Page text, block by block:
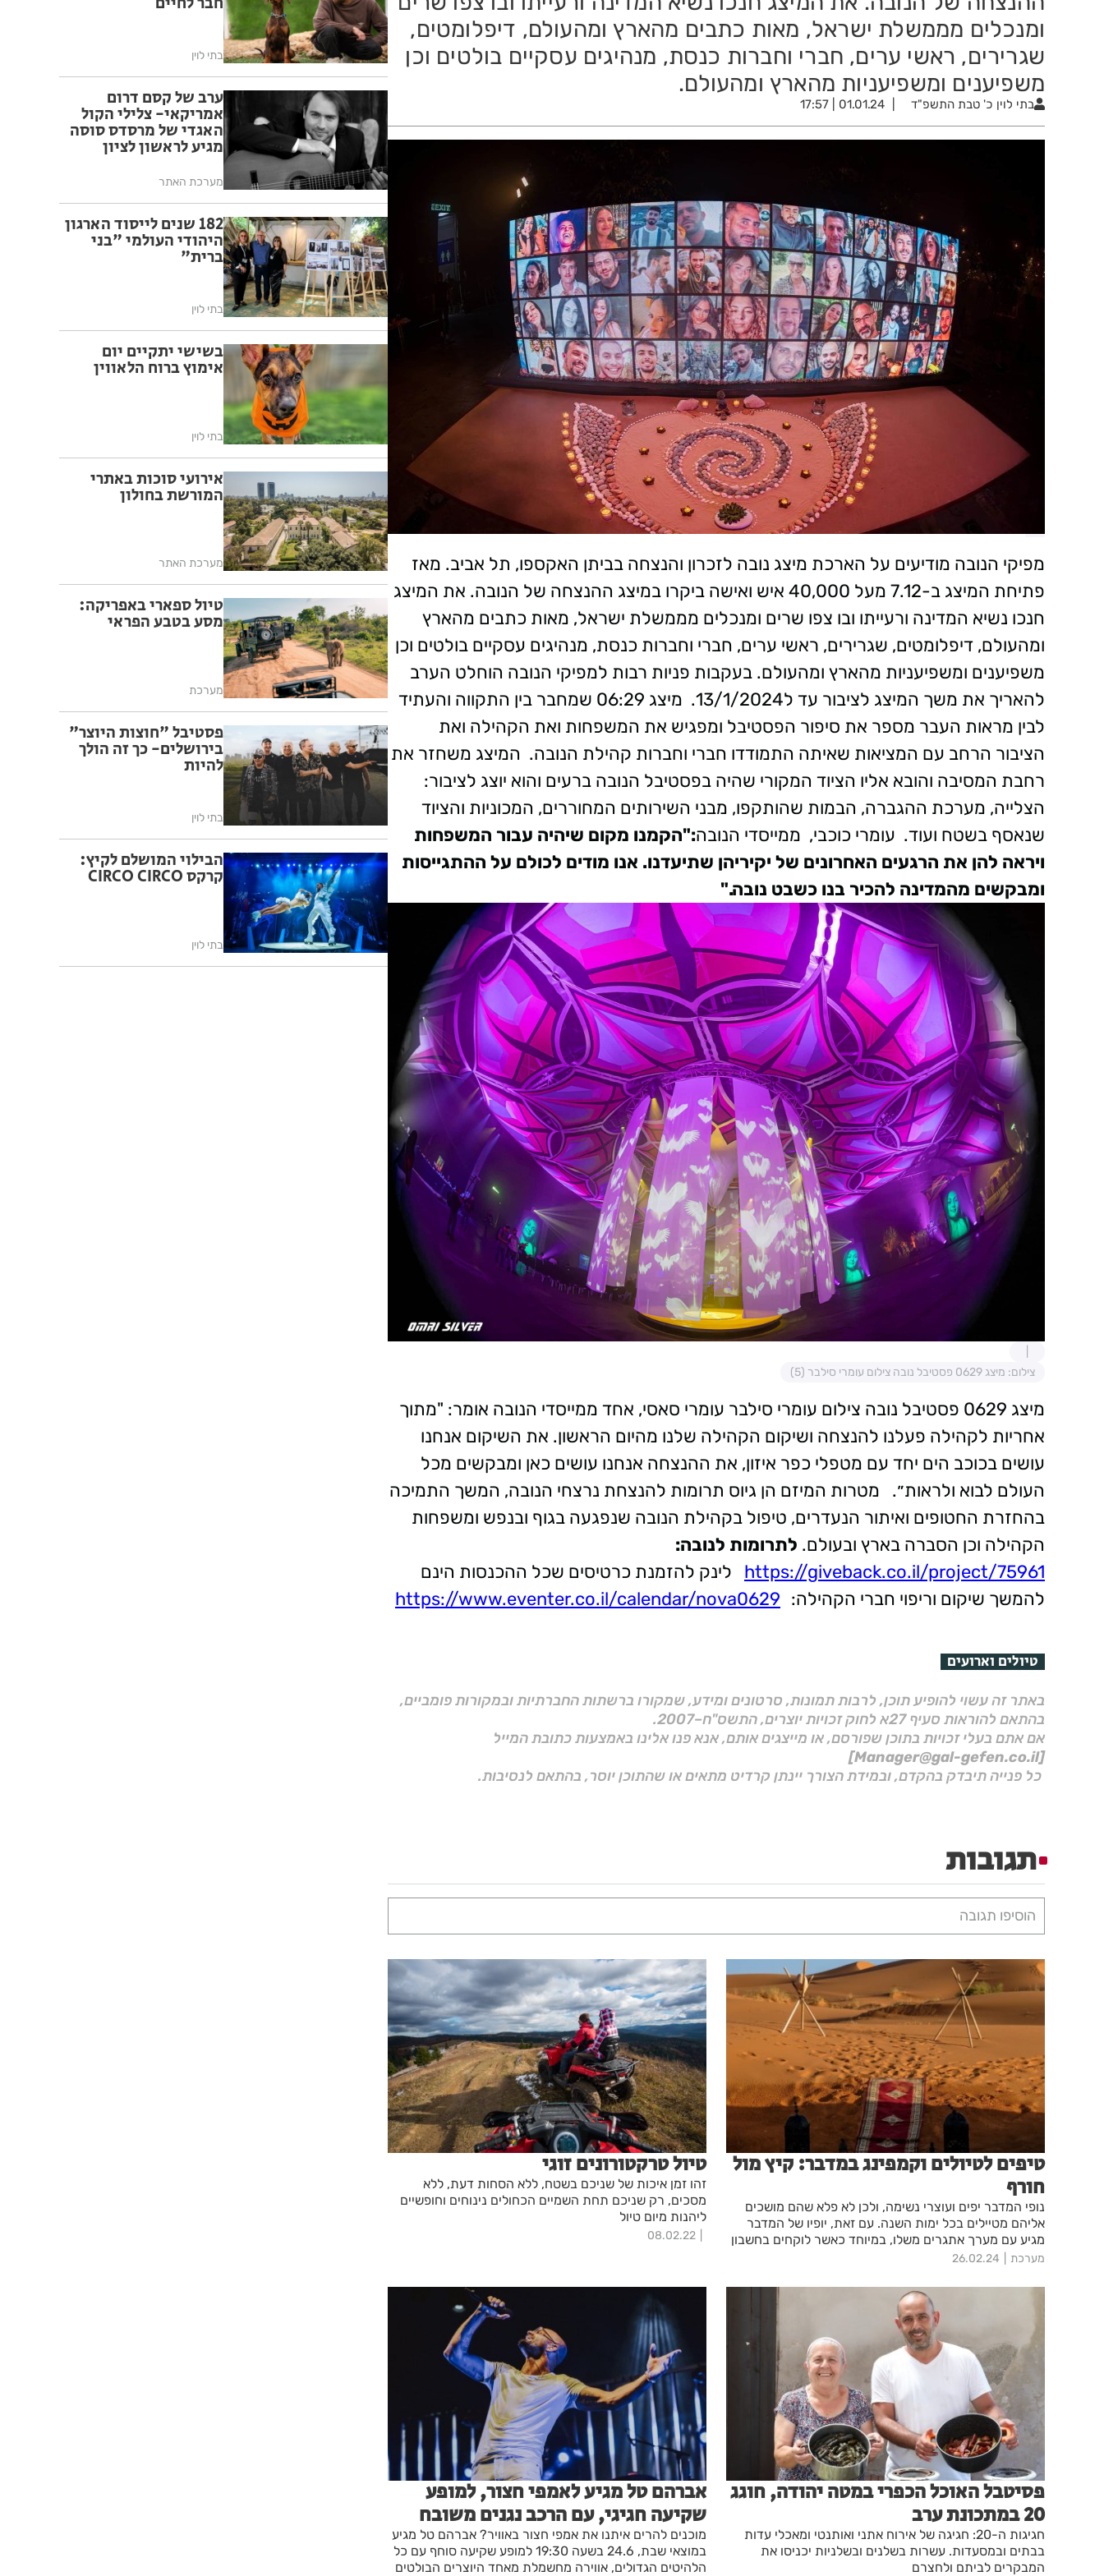
ומנכלים מממשלת ישראל, מאות כתבים מהארץ ומהעולם, דיפלומטים,
שגרירים, ראשי ערים, חברי וחברות כנסת, מנהיגים עסקיים בולטים וכן
משפיענים ומשפיעניות מהארץ ומהעולם.
בתי לוין כ' טבת התשפ"ד 01.01.24 | 17:57
מפיקי הנובה מודיעים על הארכת מיצג נובה לזכרון והנצחה בביתן האקספו, תל אביב. מאז
פתיחת המיצג ב-7.12 מעל 40,000 איש ואישה ביקרו במיצג ההנצחה של הנובה. את המיצג
חנכו נשיא המדינה ורעייתו ובו צפו שרים ומנכלים מממשלת ישראל, מאות כתבים מהארץ
ומהעולם, דיפלומטים, שגרירים, ראשי ערים, חברי וחברות כנסת, מנהיגים עסקיים בולטים וכן
משפיענים ומשפיעניות מהארץ ומהעולם. בעקבות פניות רבות למפיקי הנובה הוחלט הערב
להאריך את משך המיצג לציבור עד ל13/1/2024.
מיצג 06:29 שמחבר בין התקווה והעתיד
לבין מראות העבר מספר את סיפור הפסטיבל ומפגיש את המשפחות ואת הקהילה ואת
הציבור הרחב עם המציאות שאיתה התמודדו חברי וחברות קהילת הנובה. המיצג משחזר את
רחבת המסיבה והובא אליו הציוד המקורי שהיה בפסטיבל הנובה ברעים והוא יוצג לציבור:
הצלייה, מערכת ההגברה, הבמות שהותקפו, מבני השירותים המחוררים, המכוניות והציוד
שנאסף בשטח ועוד. עומרי כוכבי, ממייסדי הנובה:"הקמנו מקום שיהיה עבור המשפחות
ויראה להן את הרגעים האחרונים של יקיריהן שתיעדנו. אנו מודים לכולם על ההתגייסות
ומבקשים מהמדינה להכיר בנו כשבט נובה."
צילום: מיצג 0629 פסטיבל נובה צילום עומרי סילבר (5)
מיצג 0629 פסטיבל נובה צילום עומרי סילבר
עומרי סאסי, אחד ממייסדי הנובה אומר: "מתוך
אחריות לקהילה פעלנו להנצחה ושיקום הקהילה שלנו מהיום הראשון. את השיקום אנחנו
עושים בכוכב הים יחד עם מטפלי כפר איזון, את ההנצחה אנחנו עושים כאן ומבקשים מכל
העולם לבוא ולראות״.
מטרות המיזם הן גיוס תרומות להנצחת נרצחי הנובה, המשך התמיכה
בהחזרת החטופים ואיתור הנעדרים, טיפול בקהילת הנובה שנפגעה בגוף ובנפש ומשפחות
הקהילה וכן הסברה בארץ ובעולם. לתרומות לנובה:
https://giveback.co.il/project/75961
לינק להזמנת כרטיסים שכל ההכנסות הינם
להמשך שיקום וריפוי חברי הקהילה: https://www.eventer.co.il/calendar/nova0629
טיולים וארועים
באתר זה עשוי להופיע תוכן, לרבות תמונות, סרטונים ומידע, שמקורו ברשתות החברתיות ובמקורות פומביים,
בהתאם להוראות סעיף 27א לחוק זכויות יוצרים, התשס"ח–2007.
אם אתם בעלי זכויות בתוכן שפורסם, או מייצגים אותם, אנא פנו אלינו באמצעות כתובת המייל
[Manager@gal-gefen.co.il]
כל פנייה תיבדק בהקדם, ובמידת הצורך יינתן קרדיט מתאים או שהתוכן יוסר, בהתאם לנסיבות.
תגובות
הוסיפו תגובה
טיפים לטיולים וקמפינג במדבר: קיץ מול
חורף
נופי המדבר יפים ועוצרי נשימה, ולכן לא פלא שהם מושכים
אליהם מטיילים בכל ימות השנה. עם זאת, יופיו של המדבר
מגיע עם מערך אתגרים משלו, במיוחד כאשר לוקחים בחשבון
את התנאים הקיצוניים בקיץ ובחורף. הכנה נכונה היא
מערכת 26.02.24
טיול טרקטורונים זוגי
זהו זמן איכות של שניכם בשטח, ללא הסחות דעת, ללא
מסכים, רק שניכם תחת השמיים הכחולים נינוחים וחופשיים
ליהנות מיום טיול
08.02.22
פסיטבל האוכל הכפרי במטה יהודה, חוגג
20 במתכונת ערב
חגיגות ה-20: חגיגה של אירוח אתני ואותנטי ומאכלי עדות
בבתים ובמסעדות. עשרות בשלנים ובשלניות יכניסו את
המבקרים לביתם ולחצרם
אברהם טל מגיע לאמפי חצור, למופע
שקיעה חגיגי, עם הרכב נגנים משובח
מוכנים להרים איתנו את אמפי חצור באוויר? אברהם טל מגיע
במוצאי שבת, 24.6 בשעה 19:30 למופע שקיעה סוחף עם כל
הלהיטים הגדולים, אווירה מחשמלת מאחד היוצרים הבולטים
בתי לוין
ערב של קסם דרום
אמריקאי- צלילי הקול
האגדי של מרסדס סוסה
מגיע לראשון לציון
מערכת האתר
182 שנים לייסוד הארגון
היהודי העולמי "בני
ברית"
בתי לוין
בשישי יתקיים יום
אימוץ ברוח הלאווין
בתי לוין
אירועי סוכות באתרי
המורשת בחולון
מערכת האתר
טיול ספארי באפריקה:
מסע בטבע הפראי
מערכת
פסטיבל "חוצות היוצר"
בירושלים- כך זה הולך
להיות
בתי לוין
הבילוי המושלם לקיץ:
קרקס CIRCO CIRCO
בתי לוין